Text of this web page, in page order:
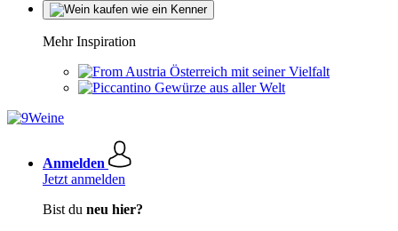
Mehr Inspiration
Österreich mit seiner Vielfalt
Gewürze aus aller Welt
Anmelden
Jetzt anmelden
Bist du neu hier?